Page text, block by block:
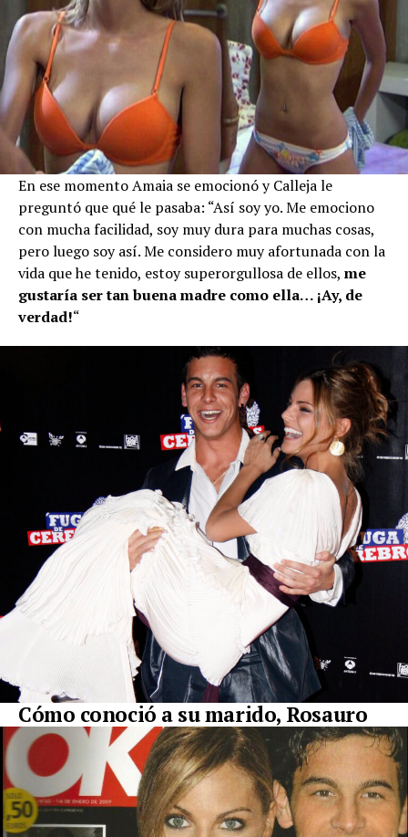
En ese momento Amaia se emocionó y Calleja le
preguntó que qué le pasaba: “Así soy yo. Me emociono
con mucha facilidad, soy muy dura para muchas cosas,
pero luego soy así. Me considero muy afortunada con la
vida que he tenido, estoy superorgullosa de ellos, me
gustaría ser tan buena madre como ella… ¡Ay, de
verdad!“
Cómo conoció a su marido, Rosauro